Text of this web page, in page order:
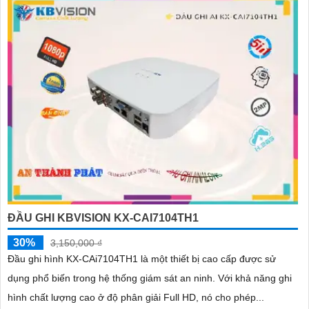
ĐẦU GHI KBVISION KX-CAI7104TH1
30%
3,150,000 ₫
Đầu ghi hình KX-CAi7104TH1 là một thiết bị cao cấp được sử
dụng phổ biến trong hệ thống giám sát an ninh. Với khả năng ghi
hình chất lượng cao ở độ phân giải Full HD, nó cho phép...